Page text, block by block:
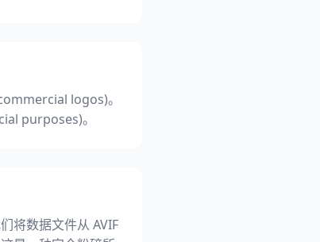
logos)。
purposes)。
将数据文件从 AVIF